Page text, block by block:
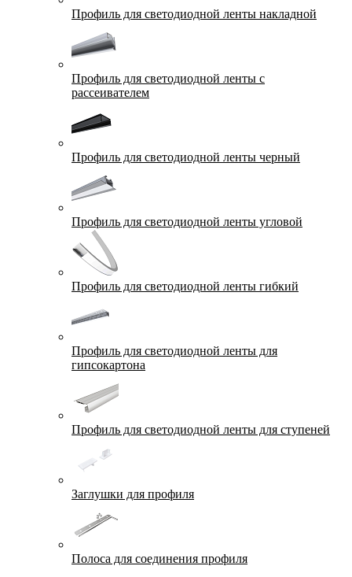
Профиль для светодиодной ленты накладной
Профиль для светодиодной ленты с
рассеивателем
Профиль для светодиодной ленты черный
Профиль для светодиодной ленты угловой
Профиль для светодиодной ленты гибкий
Профиль для светодиодной ленты для
гипсокартона
Профиль для светодиодной ленты для ступеней
Заглушки для профиля
Полоса для соединения профиля